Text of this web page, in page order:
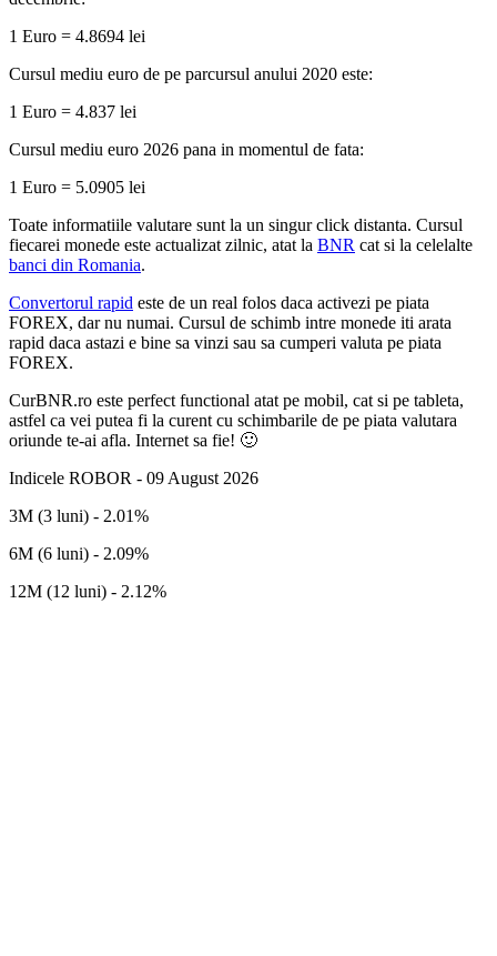
1 Euro = 4.8694 lei
Cursul mediu euro de pe parcursul anului 2020 este:
1 Euro = 4.837 lei
Cursul mediu euro 2026 pana in momentul de fata:
1 Euro = 5.0905 lei
Toate informatiile valutare sunt la un singur click distanta. Cursul
fiecarei monede este actualizat zilnic, atat la BNR cat si la celelalte
banci din Romania.
Convertorul rapid este de un real folos daca activezi pe piata
FOREX, dar nu numai. Cursul de schimb intre monede iti arata
rapid daca astazi e bine sa vinzi sau sa cumperi valuta pe piata
FOREX.
CurBNR.ro este perfect functional atat pe mobil, cat si pe tableta,
astfel ca vei putea fi la curent cu schimbarile de pe piata valutara
oriunde te-ai afla. Internet sa fie! 🙂
Indicele ROBOR - 09 August 2026
3M (3 luni) - 2.01%
6M (6 luni) - 2.09%
12M (12 luni) - 2.12%